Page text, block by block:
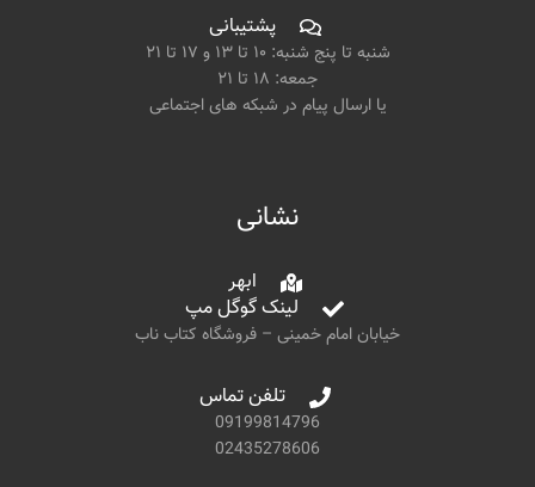
پشتیبانی
شنبه تا پنج شنبه: ۱۰ تا ۱۳ و ۱۷ تا ۲۱
جمعه: ۱۸ تا ۲۱
یا ارسال پیام در شبکه های اجتماعی
نشانی
ابهر
لینک گوگل مپ
خیابان امام خمینی – فروشگاه کتاب ناب
تلفن تماس
09199814796
02435278606